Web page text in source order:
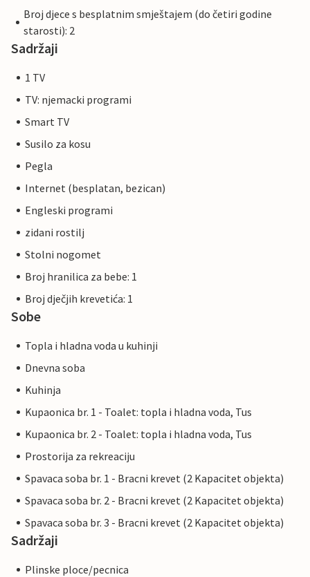
Broj djece s besplatnim smještajem (do četiri godine
starosti): 2
Sadržaji
1 TV
TV: njemacki programi
Smart TV
Susilo za kosu
Pegla
Internet (besplatan, bezican)
Engleski programi
zidani rostilj
Stolni nogomet
Broj hranilica za bebe: 1
Broj dječjih krevetića: 1
Sobe
Topla i hladna voda u kuhinji
Dnevna soba
Kuhinja
Kupaonica br. 1 - Toalet: topla i hladna voda, Tus
Kupaonica br. 2 - Toalet: topla i hladna voda, Tus
Prostorija za rekreaciju
Spavaca soba br. 1 - Bracni krevet (2 Kapacitet objekta)
Spavaca soba br. 2 - Bracni krevet (2 Kapacitet objekta)
Spavaca soba br. 3 - Bracni krevet (2 Kapacitet objekta)
Sadržaji
Plinske ploce/pecnica